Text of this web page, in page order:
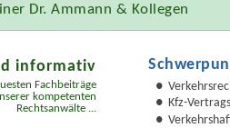
Dr. Ammann & Kollegen
Kfz-
informativ
Fachbeiträge
kompetenten
Rechtsanwälte ...